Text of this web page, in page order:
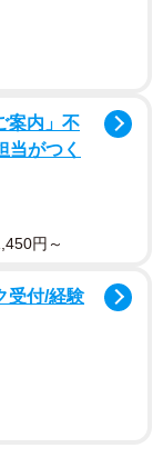
した源氏の連
つきっかけにな
メーカー・任
ジアム」（小倉
いた1年となっ
案内」不
当がつく
円～
受付/経験